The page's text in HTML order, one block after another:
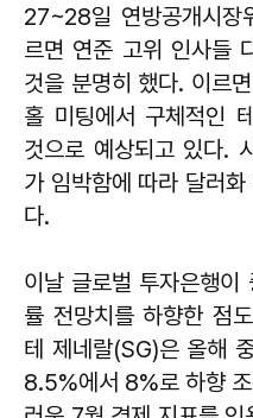
27~28일 연방공개시
르면 연준 고위 인사들
것을 분명히 했다. 이르
홀 미팅에서 구체적인
것으로 예상되고 있다.
가 임박함에 따라 달러화
다.
이날 글로벌 투자은행
률 전망치를 하향한 점
테 제네랄(SG)은 올해
8.5%에서 8%로 하향